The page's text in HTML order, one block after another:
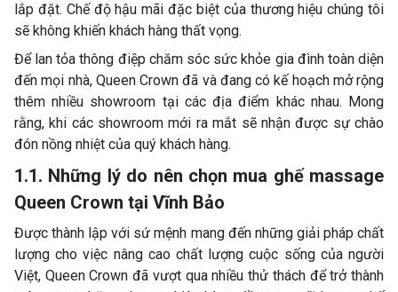
lắp đặt. Chế độ hậu mãi đặc biệt của thương hiệu chúng tôi
sẽ không khiến khách hàng thất vọng.
Để lan tỏa thông điệp chăm sóc sức khỏe gia đình toàn diện
đến mọi nhà, Queen Crown đã và đang có kế hoạch mở rộng
thêm nhiều showroom tại các địa điểm khác nhau. Mong
rằng, khi các showroom mới ra mắt sẽ nhận được sự chào
đón nồng nhiệt của quý khách hàng.
1.1. Những lý do nên chọn mua ghế massage
Queen Crown tại Vĩnh Bảo
Được thành lập với sứ mệnh mang đến những giải pháp chất
lượng cho việc nâng cao chất lượng cuộc sống của người
Việt, Queen Crown đã vượt qua nhiều thử thách để trở thành